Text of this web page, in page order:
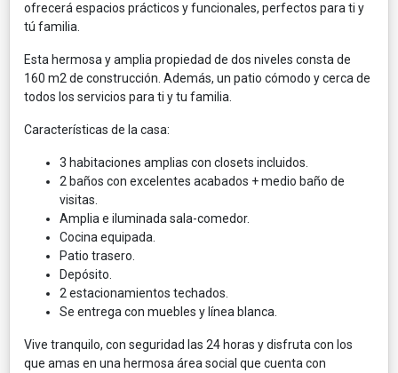
ofrecerá espacios prácticos y funcionales, perfectos para ti y
tú familia.
Esta hermosa y amplia propiedad de dos niveles consta de
160 m2 de construcción. Además, un patio cómodo y cerca de
todos los servicios para ti y tu familia.
Características de la casa:
3 habitaciones amplias con closets incluidos.
2 baños con excelentes acabados + medio baño de
visitas.
Amplia e iluminada sala-comedor.
Cocina equipada.
Patio trasero.
Depósito.
2 estacionamientos techados.
Se entrega con muebles y línea blanca.
Vive tranquilo, con seguridad las 24 horas y disfruta con los
que amas en una hermosa área social que cuenta con